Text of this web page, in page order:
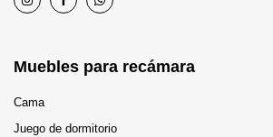
Muebles para recámara
Cama
Juego de dormitorio